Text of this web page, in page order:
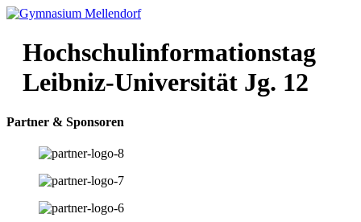
Zum
wechseln
Hochschulinformationstag
Leibniz-Universität Jg. 12
Partner & Sponsoren